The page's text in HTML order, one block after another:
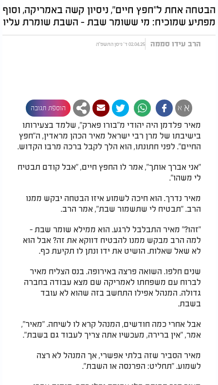
הבטחה אחת ל"חפץ חיים", ניסיון קשה באמריקה, וסוף
מפתיע שמוכיח: מי ששומר שבת - השבת שומרת עליו
הרב עידו סממה 02.04.25 ד' ניסן התשפ"ה
א א הוספת תגובה
מאיר פלדמן היה יהודי מ"בורו פארק", שלמד בצעירותו
בישיבתו של מרן רבי ישראל מאיר הכהן מראדין, ה"חפץ
החיים". לפני חתונתו, הוא הלך לקבל ברכה מרבו הקדוש.
"אני אברך אותך", אמר לו החפץ חיים, "אבל קודם תבטיח
לי משהו".
מאיר נדרך. הוא חיכה לשמוע איזו הבטחה יבקש ממנו
הרב. "תבטיח לי שתשמור שבת", אמר הרב.
"זהו?" מאיר התבלבל לרגע. הוא ממילא שומר שבת -
למה הרב מבקש ממנו להבטיח דווקא את זה? אבל הוא
לא שאל שאלות. הושיט את ידו ונתן לו תקיעת כף.
שנים חלפו. השואה פרצה באירופה. בנס הצליח מאיר
לברוח עם משפחתו לאמריקה שם מצא עבודה בחברה
גדולה. המנהל אפילו התחשב בזה שהוא לא עובד
בשבת.
אבל אחרי כמה חודשים, המנהל קרא לו לשיחה. "מאיר",
אמר, "אין ברירה, מעכשיו אתה צריך לעבוד גם בשבת".
מאיר הסביר שזה בלתי אפשרי, אך המנהל לא רצה
לשמוע. "תחליט: הפרנסה או השבת".